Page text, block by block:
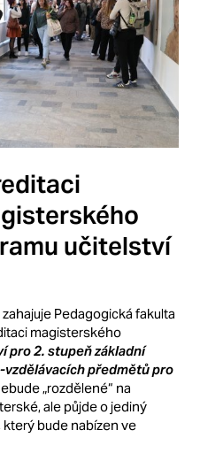
učitelství
Pedagogická fakulta
magisterského
pro 2. stupeň základní
předmětů pro
„rozdělené“ na
ale půjde o jediný
bude nabízen ve